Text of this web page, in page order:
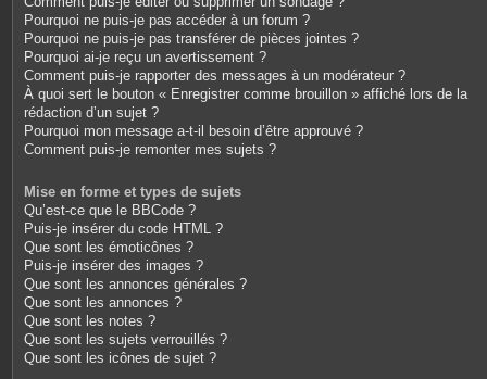
Pourquoi ne puis-je pas accéder à un forum ?
Pourquoi ne puis-je pas transférer de pièces jointes ?
Pourquoi ai-je reçu un avertissement ?
Comment puis-je rapporter des messages à un modérateur ?
À quoi sert le bouton « Enregistrer comme brouillon » affiché lors de la
rédaction d’un sujet ?
Pourquoi mon message a-t-il besoin d’être approuvé ?
Comment puis-je remonter mes sujets ?
Mise en forme et types de sujets
Qu’est-ce que le BBCode ?
Puis-je insérer du code HTML ?
Que sont les émoticônes ?
Puis-je insérer des images ?
Que sont les annonces générales ?
Que sont les annonces ?
Que sont les notes ?
Que sont les sujets verrouillés ?
Que sont les icônes de sujet ?